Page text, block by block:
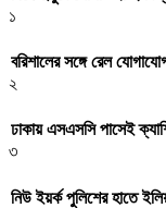
১
বরিশালের সঙ্গে রেল
২
ঢাকায় এসএসসি পাসেই
৩
নিউ ইয়র্ক পুলিশের হাতে